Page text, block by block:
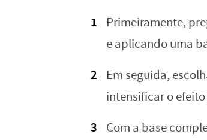
Primeiramente,
e aplicando uma
Em seguida,
intensificar o
Com a base